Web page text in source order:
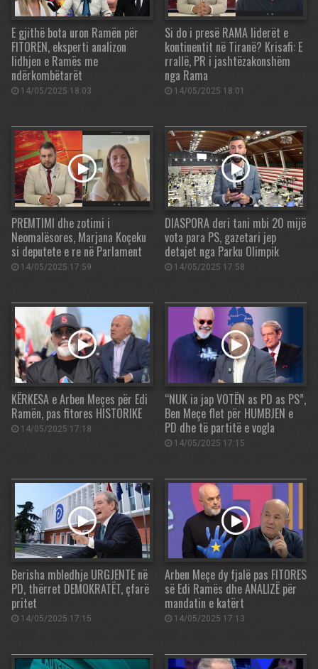
E gjithë bota uron Ramën për
FITOREN, eksperti analizon
lidhjen e Ramës me
ndërkombëtarët
14/05/2025 18:03
Si do i presë RAMA liderët e
kontinentit në Tiranë? Krisafi: E
rrallë, PR i jashtëzakonshëm
nga Rama
14/05/2025 18:01
PREMTIMI dhe zotimi i
Neomalësores, Marjana Koçeku
si deputete e re në Parlament
14/05/2025 17:59
DIASPORA deri tani mbi 20 mijë
vota para PS, gazetari jep
detajet nga Parku Olimpik
14/05/2025 17:58
KËRKESA e Arben Meçes për Edi
Ramën, pas fitores HISTORIKE
14/05/2025 17:18
“NUK ia jap VOTËN as PD as PS”,
Ben Meçe flet për HUMBJEN e
PD dhe të partitë e vogla
14/05/2025 17:15
Berisha mbledhje URGJENTE në
PD, thërret DEMOKRATËT, çfarë
pritet
14/05/2025 17:15
Arben Meçe dy fjalë pas FITORES
së Edi Ramës dhe ANALIZË për
mandatin e katërt
14/05/2025 17:13